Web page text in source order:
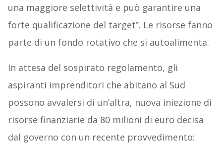
una maggiore selettività e può garantire una
forte qualificazione del target”. Le risorse fanno
parte di un fondo rotativo che si autoalimenta.
In attesa del sospirato regolamento, gli
aspiranti imprenditori che abitano al Sud
possono avvalersi di un’altra, nuova iniezione di
risorse finanziarie da 80 milioni di euro decisa
dal governo con un recente provvedimento: